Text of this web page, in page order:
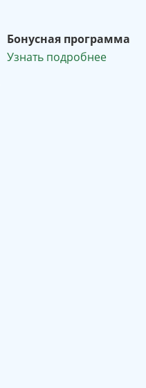
Бонусная программа
Узнать подробнее